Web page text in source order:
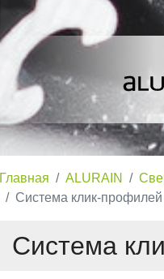
Главная ALURAIN
Система клик-
Система